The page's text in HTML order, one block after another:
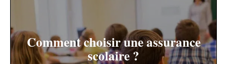
Comment choisir une assurance
scolaire ?